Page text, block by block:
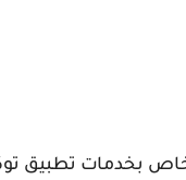
بخدمات تطبيق